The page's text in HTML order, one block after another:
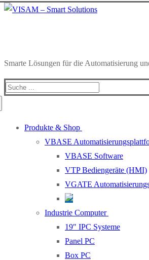
Smarte Lösungen für die Automatisierung
Produkte & Shop
VBASE
VBASE Software
VTP Bediengeräte (HMI)
VGATE
Industrie Computer
19″ IPC Systeme
Panel PC
Box PC